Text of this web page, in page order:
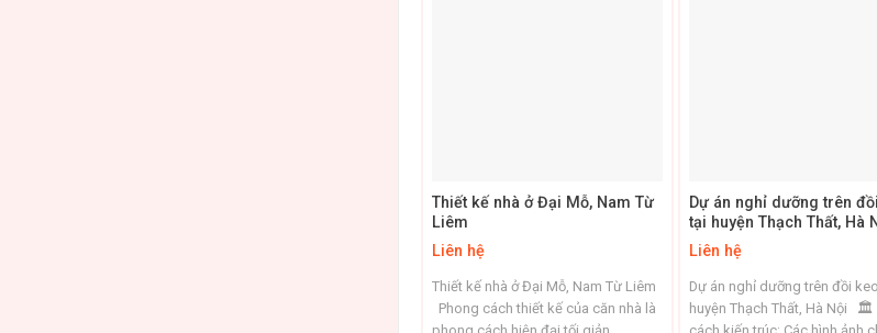
Thiết kế nhà ở Đại Mỗ, Nam Từ
Liêm
Liên hệ
Thiết kế nhà ở Đại Mỗ, Nam Từ Liêm
Phong cách thiết kế của căn nhà là
Dự án nghỉ dưỡng trên
tại huyện Thạch Thất, Hà
Liên hệ
Dự án nghỉ dưỡng trên đồi
huyện Thạch Thất, Hà Nội 🏛️